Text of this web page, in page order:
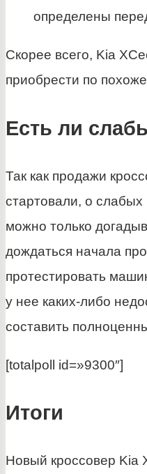
определены
Скорее всего, Kia
приобрести по
Есть ли
Так как продажи
стартовали, о
можно только
дождаться начала
протестировать
у нее каких-либо
составить
[totalpoll id=»9300″]
Итоги
Новый кроссовер Kia